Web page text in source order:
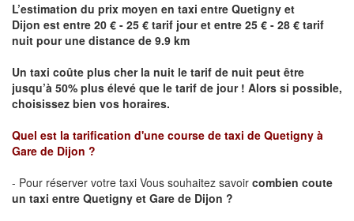
L’estimation du prix moyen en taxi entre Quetigny et
Dijon est entre 20 € - 25 € tarif jour et entre 25 € - 28 € tarif
nuit pour une distance de 9.9 km
Un taxi coûte plus cher la nuit le tarif de nuit peut être
jusqu’à 50% plus élevé que le tarif de jour ! Alors si possible,
choisissez bien vos horaires.
Quel est la tarification d'une course de taxi de Quetigny à
Gare de Dijon ?
- Pour réserver votre taxi Vous souhaitez savoir combien coute
un taxi entre Quetigny et Gare de Dijon ?